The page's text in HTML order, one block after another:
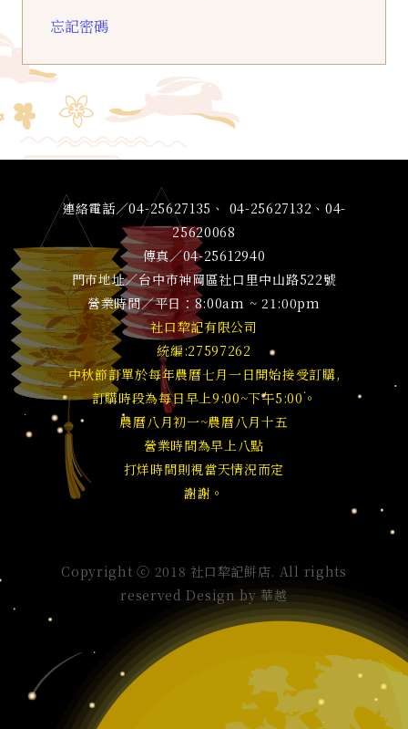
忘記密碼
連絡電話／04-25627135、 04-25627132、04-
25620068
傳真／04-25612940
門市地址／台中市神岡區社口里中山路522號
營業時間／平日：8:00am ~ 21:00pm
社口犂記有限公司
統編:27597262
中秋節訂單於每年農曆七月一日開始接受訂購,
訂購時段為每日早上9:00~下午5:00。
農曆八月初一~農曆八月十五
營業時間為早上八點
打烊時間則視當天情況而定
謝謝。
Copyright ⓒ 2018 社口犂記餅店. All rights
reserved Design by華越